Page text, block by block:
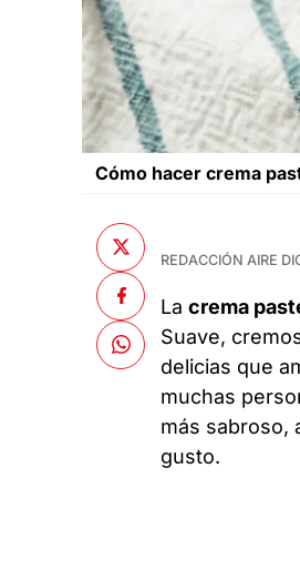
Cómo hacer crema
REDACCIÓN AIRE
Lacrema
Suave,
delicias que
muchas
más sabroso,
gusto.